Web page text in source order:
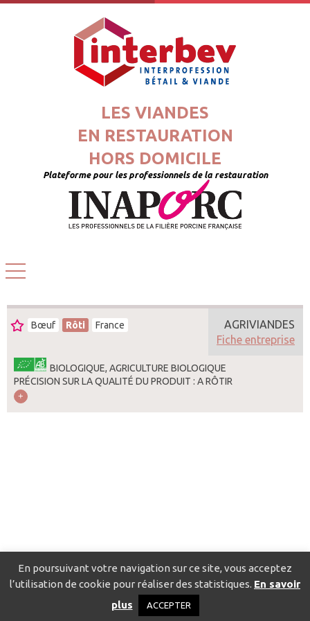
LES VIANDES
EN RESTAURATION
HORS DOMICILE
Plateforme pour les professionnels de la restauration
Bœuf Rôti France
BIOLOGIQUE, AGRICULTURE BIOLOGIQUE
PRÉCISION SUR LA QUALITÉ DU PRODUIT : A RÔTIR
AGRIVIANDES
Fiche entreprise
Catalogue pour localiser les fournisseurs
Politique de confidentialité
En poursuivant votre navigation sur ce site, vous acceptez
l’utilisation de cookie pour réaliser des statistiques. En savoir
plus
ACCEPTER